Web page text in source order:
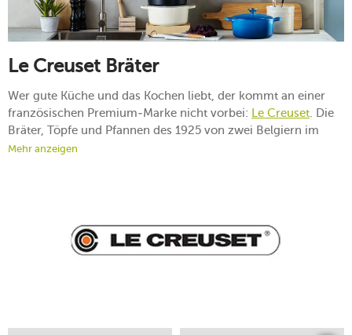
Le Creuset Bräter
Wer gute Küche und das Kochen liebt, der kommt an einer
französischen Premium-Marke nicht vorbei: Le Creuset. Die
Bräter, Töpfe und Pfannen des 1925 von zwei Belgiern im
Herzen Westeuropas – in der französischen Gemeinde
Bräter steht Ihnen tagtäglich in jeder Küchensituation
zuverlässig zur Seite – ein Leben lang.
Mehr anzeigen